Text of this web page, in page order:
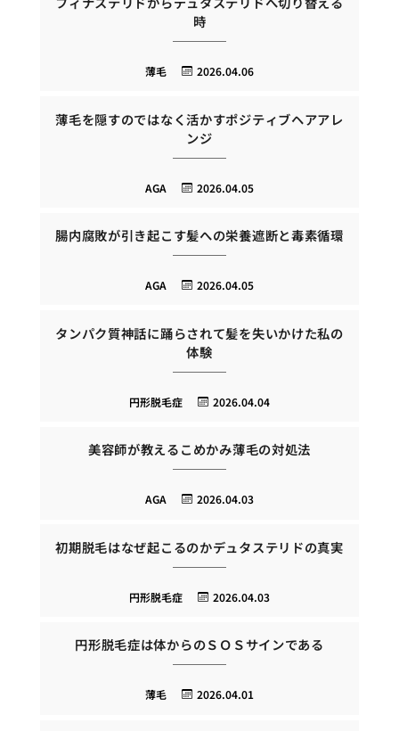
時
2026.04.06
薄毛
薄毛を隠すのではなく活かすポジティブヘアアレ
ンジ
2026.04.05
AGA
腸内腐敗が引き起こす髪への栄養遮断と毒素循環
2026.04.05
AGA
タンパク質神話に踊らされて髪を失いかけた私の
体験
2026.04.04
円形脱毛症
美容師が教えるこめかみ薄毛の対処法
2026.04.03
AGA
初期脱毛はなぜ起こるのかデュタステリドの真実
2026.04.03
円形脱毛症
円形脱毛症は体からのＳＯＳサインである
2026.04.01
薄毛